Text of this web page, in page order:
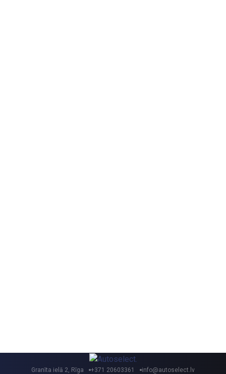
Granīta ielā 2, Rīga +371 20603361 info@autoselect.lv